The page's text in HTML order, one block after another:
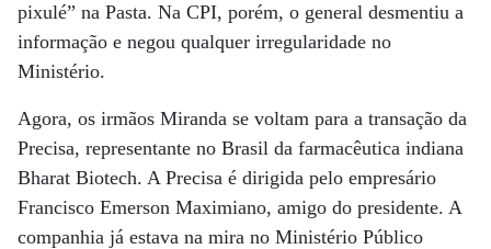
pixulé” na Pasta. Na CPI, porém, o general desmentiu a
informação e negou qualquer irregularidade no
Ministério.
Agora, os irmãos Miranda se voltam para a transação da
Precisa, representante no Brasil da farmacêutica indiana
Bharat Biotech. A Precisa é dirigida pelo empresário
Francisco Emerson Maximiano, amigo do presidente. A
companhia já estava na mira no Ministério Público